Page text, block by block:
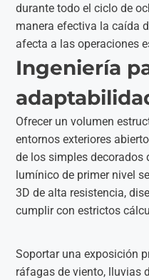
durante todo el ciclo de
manera efectiva la caída
afecta a las operaciones
Ingeniería
Ofrecer un volumen
entornos exteriores
de los simples decorados
lumínico de primer nivel
3D de alta resistencia,
cumplir con estrictos
Soportar una exposición
ráfagas de viento, lluvias